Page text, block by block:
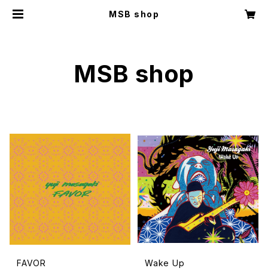
MSB shop
MSB shop
FAVOR
Wake Up